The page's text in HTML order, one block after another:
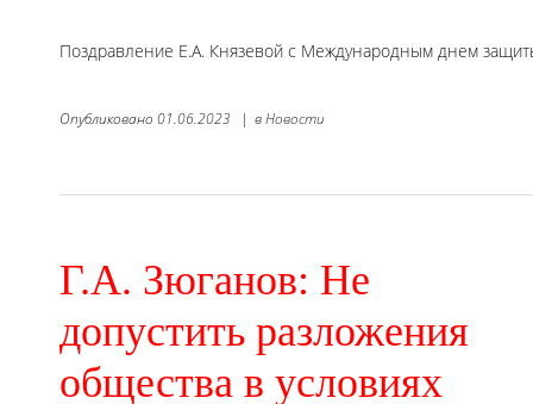
Поздравление Е.А. Князевой с Международным днем
Опубликовано 01.06.2023 | вНовости
Г.А. Зюганов: Не
допустить разложения
общества в условиях